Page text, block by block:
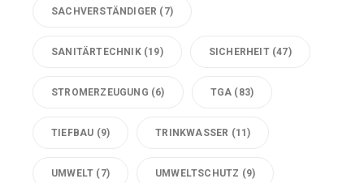
SACHVERSTÄNDIGER (7)
SANITÄRTECHNIK(19) SICHERHEIT(47)
STROMERZEUGUNG (6) TGA (83)
TIEFBAU (9) TRINKWASSER (11)
UMWELT (7) UMWELTSCHUTZ (9)